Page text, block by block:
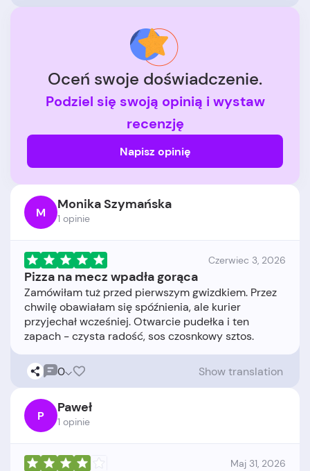
Oceń swoje doświadczenie.
Podziel się swoją opinią i wystaw
recenzję
Napisz opinię
M Monika Szymańska
1 opinie
Czerwiec 3, 2026
Pizza na mecz wpadła gorąca
Zamówiłam tuż przed pierwszym gwizdkiem. Przez
chwilę obawiałam się spóźnienia, ale kurier
przyjechał wcześniej. Otwarcie pudełka i ten
0 Show translation
P Paweł
1 opinie
Maj 31, 2026